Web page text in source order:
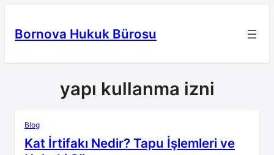
geçBornova Hukuk Bürosu
yapı kullanma izni
Blog
Kat İrtifakı Nedir? Tapu İşlemleri ve